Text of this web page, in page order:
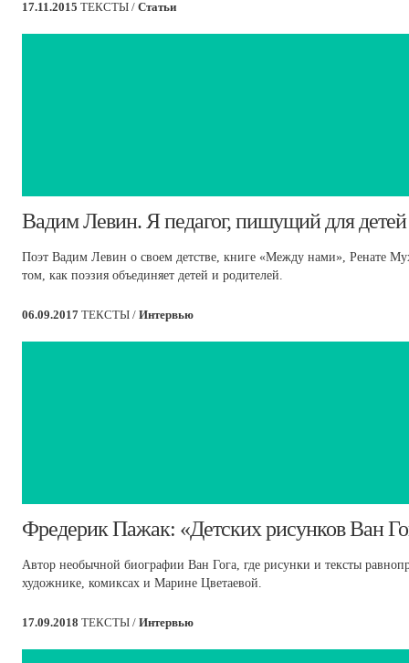
17.11.2015 ТЕКСТЫ / Статьи
​Вадим Левин. Я педагог, пишущий для детей
Поэт Вадим Левин о своем детстве, книге «Между нами», Ренате
том, как поэзия объединяет детей и родителей.
06.09.2017 ТЕКСТЫ / Интервью
​Фредерик Пажак: «Детских рисунков Ван
Автор необычной биографии Ван Гога, где рисунки и тексты
художнике, комиксах и Марине Цветаевой.
17.09.2018 ТЕКСТЫ / Интервью